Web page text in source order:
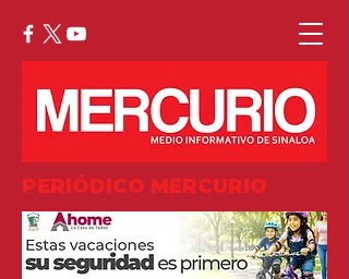
PERIÓDICO MERCURIO